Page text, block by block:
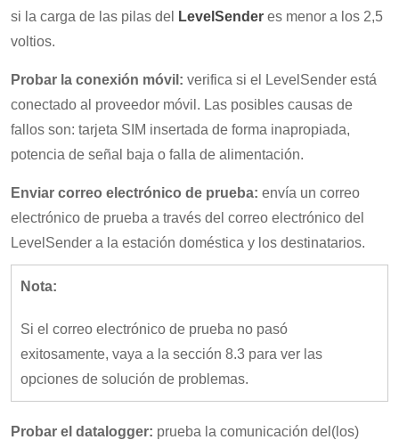
si la carga de las pilas del
LevelSender es menor a los 2,5
voltios.
Probar la conexión móvil: verifica si el LevelSender está
conectado al proveedor móvil. Las posibles causas de
fallos son: tarjeta SIM insertada de forma inapropiada,
potencia de señal baja o falla de alimentación.
Enviar correo electrónico de prueba: envía un correo
electrónico de prueba a través del correo electrónico del
LevelSender a la estación doméstica y los destinatarios.
Nota:
Si el correo electrónico de prueba no pasó
exitosamente, vaya a la sección 8.3 para ver las
opciones de solución de problemas.
Probar el datalogger: prueba la comunicación del(los)